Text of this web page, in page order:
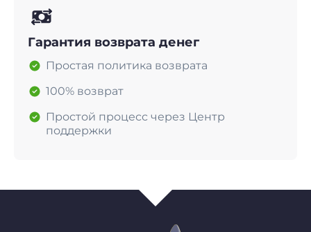
Гарантия возврата денег
Простая политика возврата
100% возврат
Простой процесс через Центр
поддержки